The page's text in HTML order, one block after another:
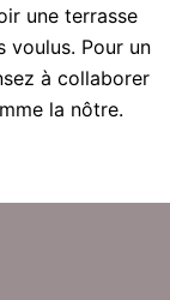
une terrasse
voulus. Pour un
à collaborer
la nôtre.